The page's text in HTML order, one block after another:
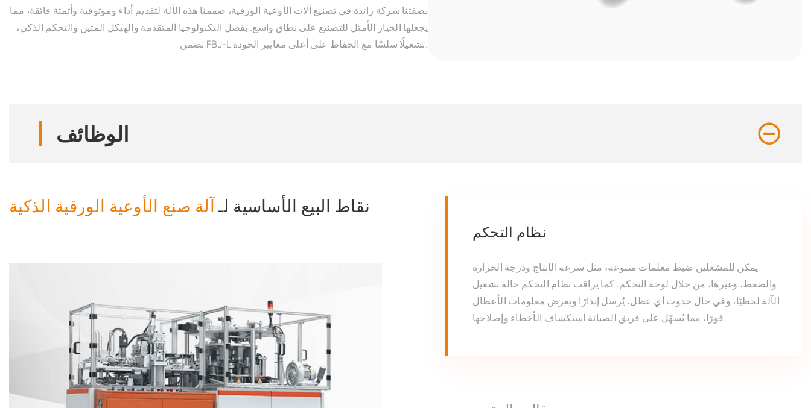
بصفتنا شركة رائدة في تصنيع آلات الأوعية الورقية، صممنا هذه الآلة لتقديم أداء وموثوقية وأتمتة فائقة، مما
يجعلها الخيار الأمثل للتصنيع على نطاق واسع. بفضل التكنولوجيا المتقدمة والهيكل المتين والتحكم الذكي،
تضمن FBJ-L تشغيلًا سلسًا مع الحفاظ على أعلى معايير الجودة.
الوظائف
نقاط البيع الأساسية لـآلة صنع الأوعية الورقية الذكية
نظام التحكم
يمكن للمشغلين ضبط معلمات متنوعة، مثل سرعة الإنتاج ودرجة الحرارة
والضغط، وغيرها، من خلال لوحة التحكم. كما يراقب نظام التحكم حالة تشغيل
الآلة لحظيًا، وفي حال حدوث أي عطل، يُرسل إنذارًا ويعرض معلومات الأعطال
فورًا، مما يُسهّل على فريق الصيانة استكشاف الأخطاء وإصلاحها.